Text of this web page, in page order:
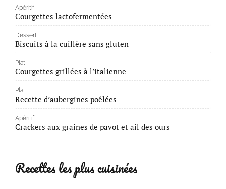
Apéritif
Courgettes lactofermentées
Dessert
Biscuits à la cuillère sans gluten
Plat
Courgettes grillées à l’italienne
Plat
Recette d’aubergines poêlées
Apéritif
Crackers aux graines de pavot et ail des ours
Recettes les plus cuisinées